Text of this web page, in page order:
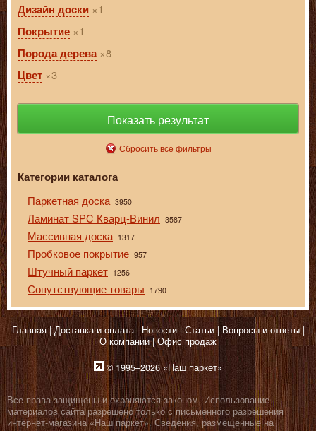
Дизайн доски
1
Покрытие
1
Порода дерева
8
Цвет
3
Показать результат
Сбросить все фильтры
Категории каталога
Паркетная доска 3950
Ламинат SPC Кварц-Винил 3587
Массивная доска 1317
Пробковое покрытие 957
Штучный паркет 1256
Сопутствующие товары 1790
Главная Доставка и оплата Новости Статьи Вопросы и ответы
О компании Офис продаж
© 1995–2026 «Наш паркет»
Все права защищены и охраняются законом. Использование
материалов сайта разрешено только с письменного разрешения
интернет-магазина «Наш паркет». Сведения, размещенные на